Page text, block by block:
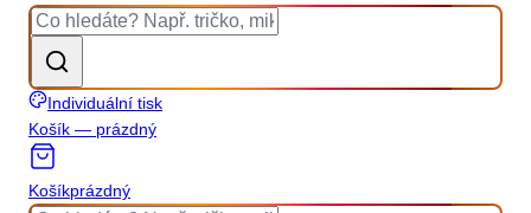
Individuální tisk
Košík — prázdný
Košíkprázdný